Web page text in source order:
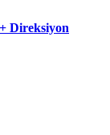
Direksiyon